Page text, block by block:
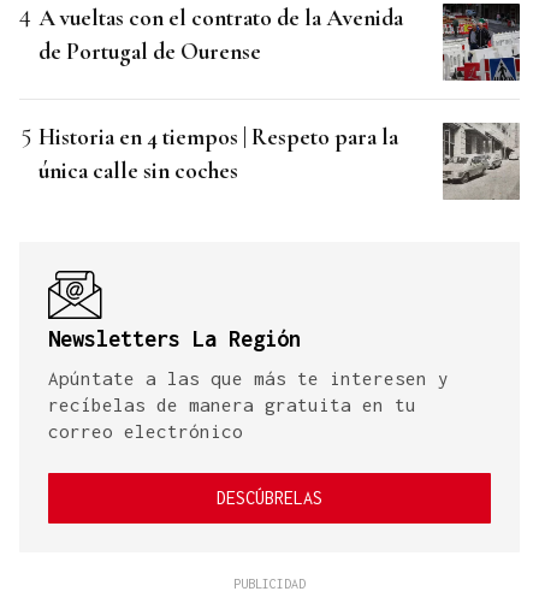
A vueltas con el contrato de la Avenida
de Portugal de Ourense
Historia en 4 tiempos | Respeto para la
única calle sin coches
Newsletters La Región
Apúntate a las que más te interesen y
recíbelas de manera gratuita en tu
correo electrónico
DESCÚBRELAS